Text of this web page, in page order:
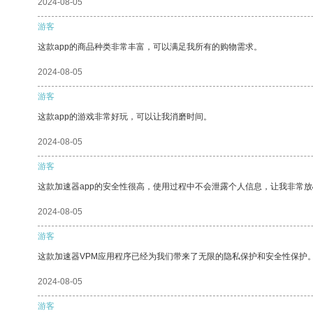
2024-08-05
游客
这款app的商品种类非常丰富，可以满足我所有的购物需求。
2024-08-05
游客
这款app的游戏非常好玩，可以让我消磨时间。
2024-08-05
游客
这款加速器app的安全性很高，使用过程中不会泄露个人信息，让我非常
2024-08-05
游客
这款加速器VPM应用程序已经为我们带来了无限的隐私保护和安全性保护
2024-08-05
游客